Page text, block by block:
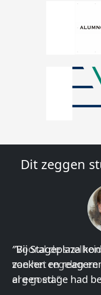
Dit zeggen
″Vooral de
van het regelen
erg goed.″